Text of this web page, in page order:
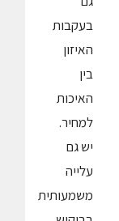
בעקבות
האיזון
בין
האיכות
למחיר.
יש גם
עלייה
משמעותית